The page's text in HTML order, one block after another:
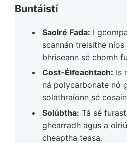
Buntáistí
Saolré Fada: I
scannán treisithe níos
bhriseann sé chomh
Cost-Éifeachtach: Is
ná polycarbonate nó
soláthraíonn sé
Solúbtha: Tá sé
ghearradh agus a
cheaptha teasa.